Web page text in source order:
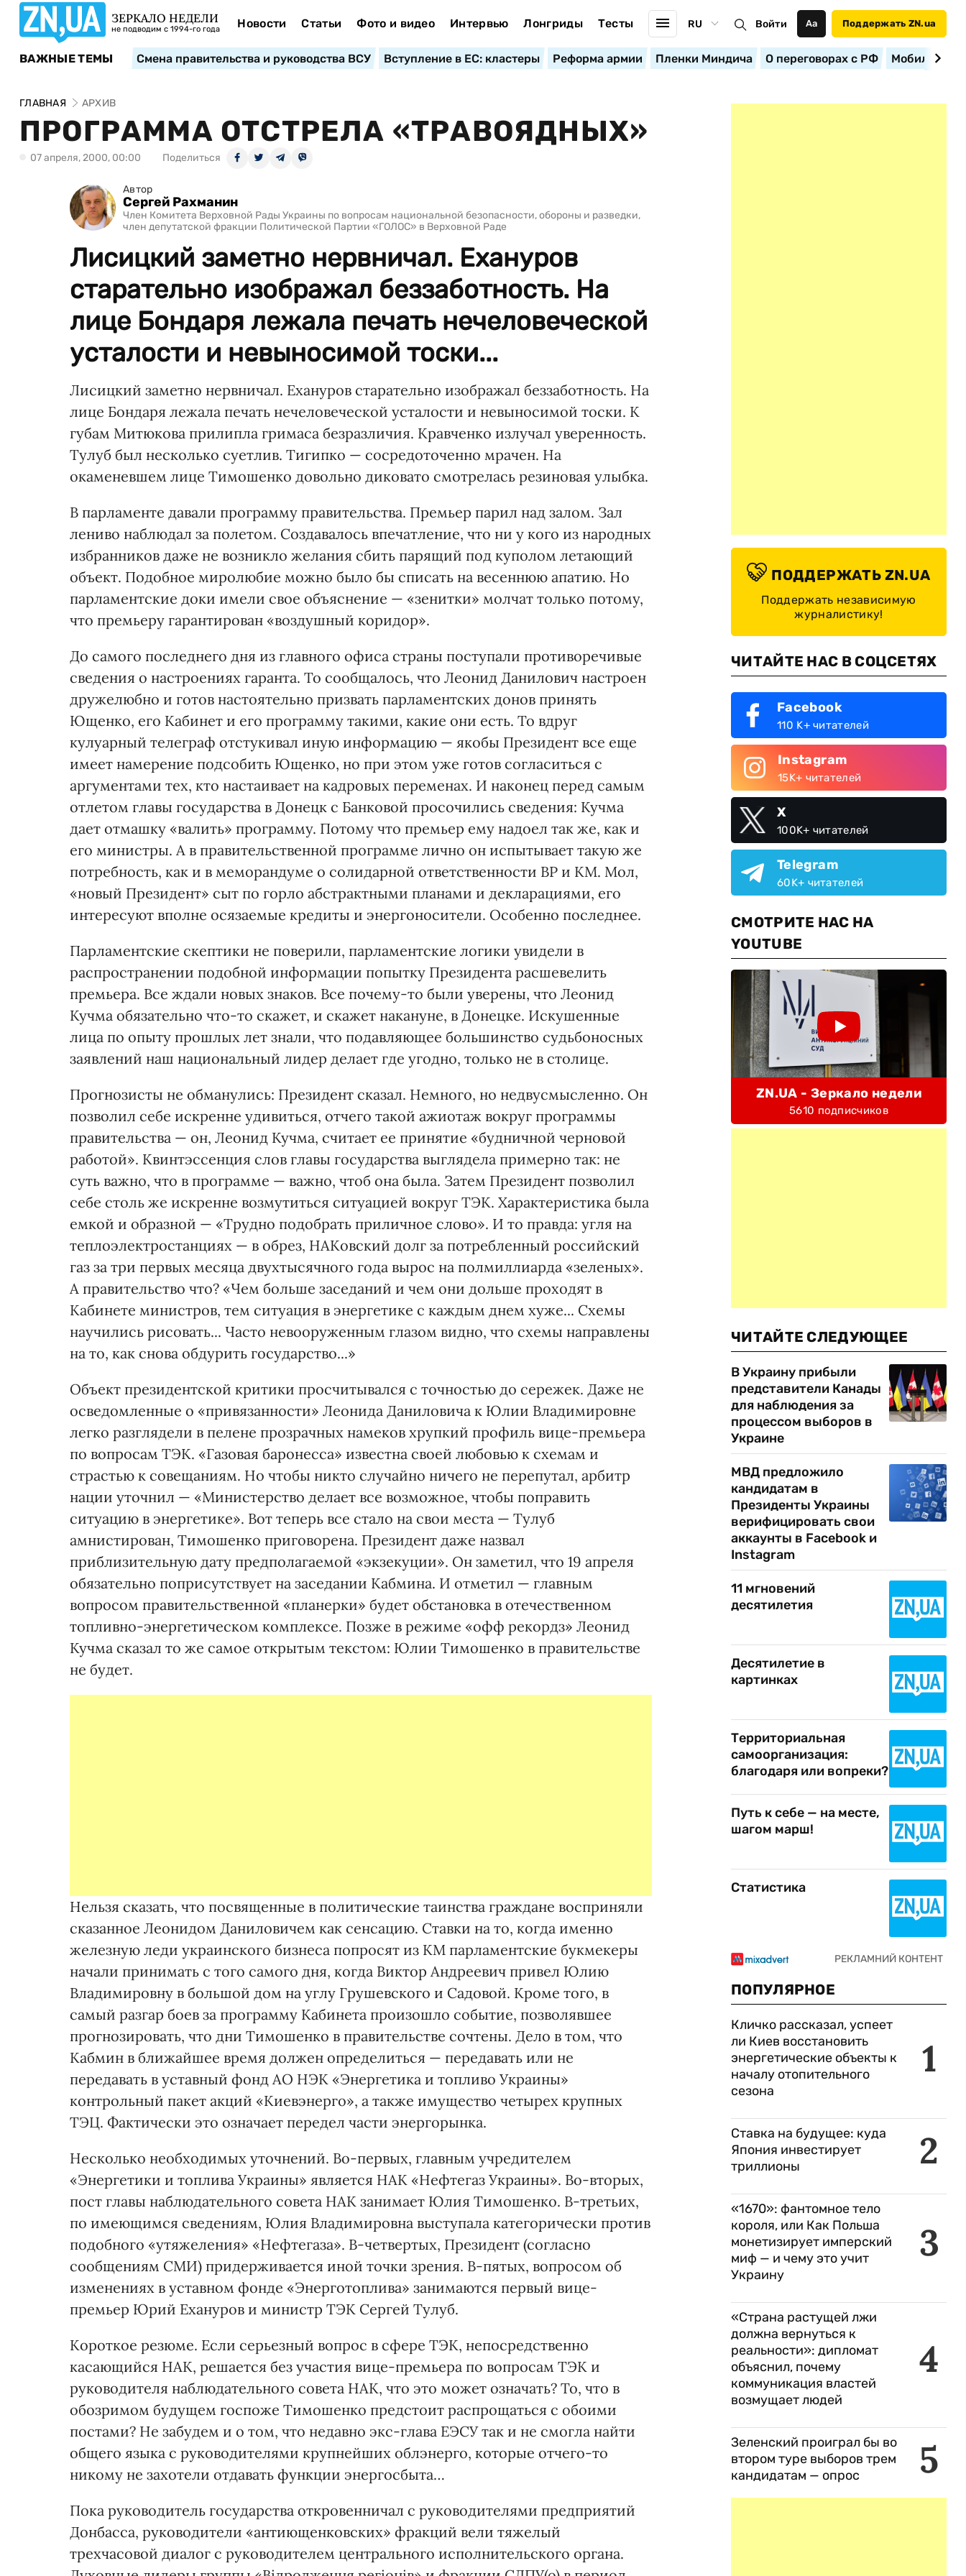
ЗЕРКАЛО НЕДЕЛИ
не подводим с 1994-го года Новости Статьи Фото и видео Интервью Лонгриды Тесты RU Войти Аа Поддержать ZN.ua
ВАЖНЫЕ ТЕМЫ Смена правительства и руководства ВСУ Вступление в ЕС: кластеры Реформа армии Пленки Миндича О переговорах с РФ
ГЛАВНАЯ АРХИВ
ПРОГРАММА ОТСТРЕЛА «ТРАВОЯДНЫХ»
07 апреля, 2000, 00:00 Поделиться
Автор
Сергей Рахманин
Член Комитета Верховной Рады Украины по вопросам национальной безопасности, обороны и разведки,
член депутатской фракции Политической Партии «ГОЛОС» в Верховной Раде
Лисицкий заметно нервничал. Ехануров
старательно изображал беззаботность. На
лице Бондаря лежала печать нечеловеческой
усталости и невыносимой тоски...
Лисицкий заметно нервничал. Ехануров старательно изображал беззаботность. На
лице Бондаря лежала печать нечеловеческой усталости и невыносимой тоски. К
губам Митюкова прилипла гримаса безразличия. Кравченко излучал уверенность.
Тулуб был несколько суетлив. Тигипко — сосредоточенно мрачен. На
окаменевшем лице Тимошенко довольно диковато смотрелась резиновая улыбка.
В парламенте давали программу правительства. Премьер парил над залом. Зал
лениво наблюдал за полетом. Создавалось впечатление, что ни у кого из народных
избранников даже не возникло желания сбить парящий под куполом летающий
объект. Подобное миролюбие можно было бы списать на весеннюю апатию. Но
парламентские доки имели свое объяснение — «зенитки» молчат только потому,
что премьеру гарантирован «воздушный коридор».
До самого последнего дня из главного офиса страны поступали противоречивые
сведения о настроениях гаранта. То сообщалось, что Леонид Данилович настроен
дружелюбно и готов настоятельно призвать парламентских донов принять
Ющенко, его Кабинет и его программу такими, какие они есть. То вдруг
кулуарный телеграф отстукивал иную информацию — якобы Президент все еще
имеет намерение подсобить Ющенко, но при этом уже готов согласиться с
аргументами тех, кто настаивает на кадровых переменах. И наконец перед самым
отлетом главы государства в Донецк с Банковой просочились сведения: Кучма
дает отмашку «валить» программу. Потому что премьер ему надоел так же, как и
его министры. А в правительственной программе лично он испытывает такую же
потребность, как и в меморандуме о солидарной ответственности ВР и КМ. Мол,
«новый Президент» сыт по горло абстрактными планами и декларациями, его
интересуют вполне осязаемые кредиты и энергоносители. Особенно последнее.
Парламентские скептики не поверили, парламентские логики увидели в
распространении подобной информации попытку Президента расшевелить
премьера. Все ждали новых знаков. Все почему-то были уверены, что Леонид
Кучма обязательно что-то скажет, и скажет накануне, в Донецке. Искушенные
лица по опыту прошлых лет знали, что подавляющее большинство судьбоносных
заявлений наш национальный лидер делает где угодно, только не в столице.
Прогнозисты не обманулись: Президент сказал. Немного, но недвусмысленно. Он
позволил себе искренне удивиться, отчего такой ажиотаж вокруг программы
правительства — он, Леонид Кучма, считает ее принятие «будничной черновой
работой». Квинтэссенция слов главы государства выглядела примерно так: не
суть важно, что в программе — важно, чтоб она была. Затем Президент позволил
себе столь же искренне возмутиться ситуацией вокруг ТЭК. Характеристика была
емкой и образной — «Трудно подобрать приличное слово». И то правда: угля на
теплоэлектростанциях — в обрез, НАКовский долг за потребленный российский
газ за три первых месяца двухтысячного года вырос на полмиллиарда «зеленых».
А правительство что? «Чем больше заседаний и чем они дольше проходят в
Кабинете министров, тем ситуация в энергетике с каждым днем хуже... Схемы
научились рисовать... Часто невооруженным глазом видно, что схемы направлены
на то, как снова обдурить государство...»
Объект президентской критики просчитывался с точностью до сережек. Даже не
осведомленные о «привязанности» Леонида Даниловича к Юлии Владимировне
легко разглядели в пелене прозрачных намеков хрупкий профиль вице-премьера
по вопросам ТЭК. «Газовая баронесса» известна своей любовью к схемам и
страстью к совещаниям. Но чтобы никто случайно ничего не перепутал, арбитр
нации уточнил — «Министерство делает все возможное, чтобы поправить
ситуацию в энергетике». Вот теперь все стало на свои места — Тулуб
амнистирован, Тимошенко приговорена. Президент даже назвал
приблизительную дату предполагаемой «экзекуции». Он заметил, что 19 апреля
обязательно поприсутствует на заседании Кабмина. И отметил — главным
вопросом правительственной «планерки» будет обстановка в отечественном
топливно-энергетическом комплексе. Позже в режиме «офф рекордз» Леонид
Кучма сказал то же самое открытым текстом: Юлии Тимошенко в правительстве
не будет.
Нельзя сказать, что посвященные в политические таинства граждане восприняли
сказанное Леонидом Даниловичем как сенсацию. Ставки на то, когда именно
железную леди украинского бизнеса попросят из КМ парламентские букмекеры
начали принимать с того самого дня, когда Виктор Андреевич привел Юлию
Владимировну в большой дом на углу Грушевского и Садовой. Кроме того, в
самый разгар боев за программу Кабинета произошло событие, позволявшее
прогнозировать, что дни Тимошенко в правительстве сочтены. Дело в том, что
Кабмин в ближайшее время должен определиться — передавать или не
передавать в уставный фонд АО НЭК «Энергетика и топливо Украины»
контрольный пакет акций «Киевэнерго», а также имущество четырех крупных
ТЭЦ. Фактически это означает передел части энергорынка.
Несколько необходимых уточнений. Во-первых, главным учредителем
«Энергетики и топлива Украины» является НАК «Нефтегаз Украины». Во-вторых,
пост главы наблюдательного совета НАК занимает Юлия Тимошенко. В-третьих,
по имеющимся сведениям, Юлия Владимировна выступала категорически против
подобного «утяжеления» «Нефтегаза». В-четвертых, Президент (согласно
сообщениям СМИ) придерживается иной точки зрения. В-пятых, вопросом об
изменениях в уставном фонде «Энерготоплива» занимаются первый вице-
премьер Юрий Ехануров и министр ТЭК Сергей Тулуб.
Короткое резюме. Если серьезный вопрос в сфере ТЭК, непосредственно
касающийся НАК, решается без участия вице-премьера по вопросам ТЭК и
руководителя наблюдательного совета НАК, что это может означать? То, что в
обозримом будущем госпоже Тимошенко предстоит распрощаться с обоими
постами? Не забудем и о том, что недавно экс-глава ЕЭСУ так и не смогла найти
общего языка с руководителями крупнейших облэнерго, которые отчего-то
никому не захотели отдавать функции энергосбыта…
Пока руководитель государства откровенничал с руководителями предприятий
Донбасса, руководители «антиющенковских» фракций вели тяжелый
трехчасовой диалог с руководителем центрального исполнительского органа.
ПОДДЕРЖАТЬ ZN.UA
Поддержать независимую
журналистику!
ЧИТАЙТЕ НАС В СОЦСЕТЯХ
Facebook
110 K+ читателей
Instagram
15K+ читателей
X
100K+ читателей
Telegram
60K+ читателей
СМОТРИТЕ НАС НА
YOUTUBE
ZN.UA - Зеркало недели
5610 подписчиков
ЧИТАЙТЕ СЛЕДУЮЩЕЕ
В Украину прибыли
представители Канады
для наблюдения за
процессом выборов в
Украине
МВД предложило
кандидатам в
Президенты Украины
верифицировать свои
аккаунты в Facebook и
Instagram
11 мгновений
десятилетия
Десятилетие в
картинках
Территориальная
самоорганизация:
благодаря или вопреки?
Путь к себе — на месте,
шагом марш!
Статистика
ПОПУЛЯРНОЕ
1
Кличко рассказал, успеет
ли Киев восстановить
энергетические объекты к
началу отопительного
сезона
2
Ставка на будущее: куда
Япония инвестирует
триллионы
3
«1670»: фантомное тело
короля, или Как Польша
монетизирует имперский
миф — и чему это учит
Украину
4
«Страна растущей лжи
должна вернуться к
реальности»: дипломат
объяснил, почему
коммуникация властей
возмущает людей
5
Зеленский проиграл бы во
втором туре выборов трем
кандидатам — опрос